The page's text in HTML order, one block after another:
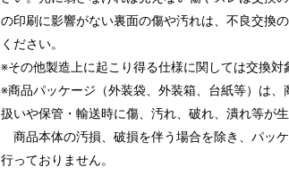
の印刷に影響がない裏面の傷や汚れは、不良交換
ください。
※その他製造上に起こり得る仕様に関しては交換対
※商品パッケージ（外装袋、外装箱、台紙等）は
扱いや保管・輸送時に傷、汚れ、破れ、潰れ等が
商品本体の汚損、破損を伴う場合を除き、パッ
行っておりません。